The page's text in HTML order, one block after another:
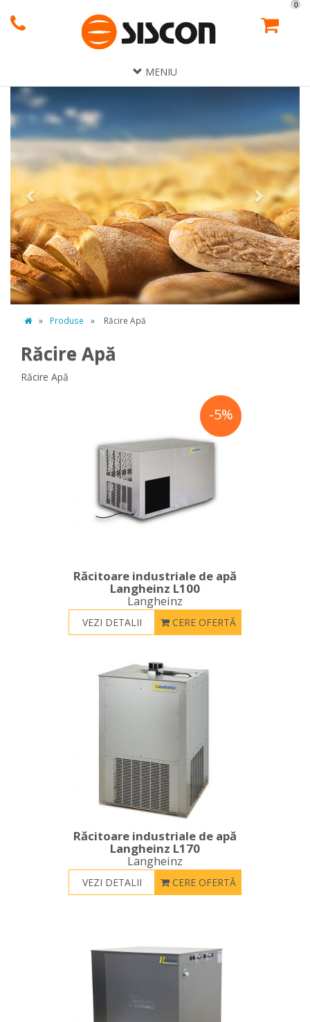
0
MENIU
Previous Next
» Produse » Răcire Apă
Răcire Apă
Răcire Apă
Răcitoare industriale de apă
Langheinz L100
Langheinz
VEZI DETALII CERE OFERTĂ
-5%
Răcitoare industriale de apă
Langheinz L170
Langheinz
VEZI DETALII CERE OFERTĂ